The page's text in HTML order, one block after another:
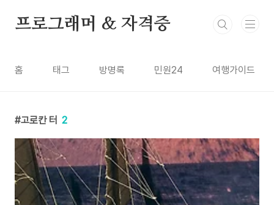
프로그래머 & 자격증
홈 태그 방명록 민원24 여행가이드
고로칸 터 2